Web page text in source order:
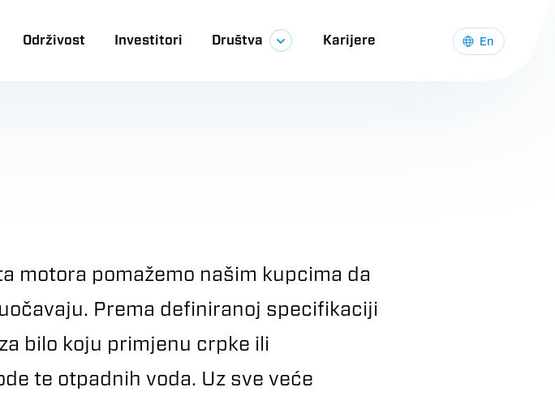
Održivost Investitori Društva Karijere En
motora pomažemo našim kupcima da
Prema definiranoj specifikaciji
bilo koju primjenu crpke ili
te otpadnih voda. Uz sve veće